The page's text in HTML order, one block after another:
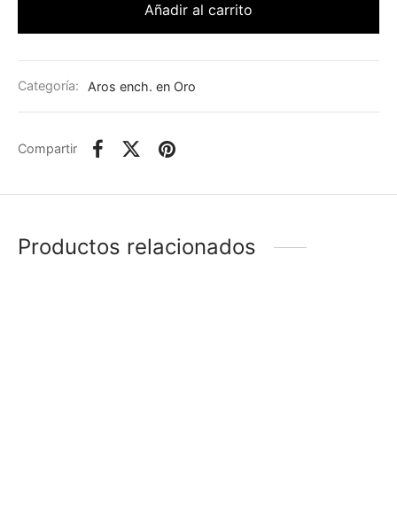
Añadir al carrito
Categoría: Aros ench. en Oro
Compartir
Productos relacionados